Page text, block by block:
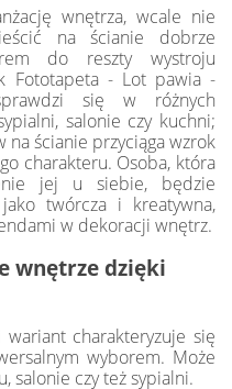
wnętrza, wcale nie
na ścianie dobrze
do reszty wystroju
Fototapeta - Lot pawia -
się w różnych
salonie czy kuchni;
na ścianie przyciąga wzrok
charakteru. Osoba, która
jej u siebie, będzie
twórcza i kreatywna,
w dekoracji wnętrz.
wnętrze dzięki
charakteryzuje się
wyborem. Może
salonie czy też sypialni.